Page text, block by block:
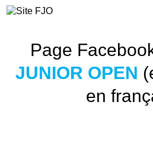
Page
JUNIOR OPEN
en